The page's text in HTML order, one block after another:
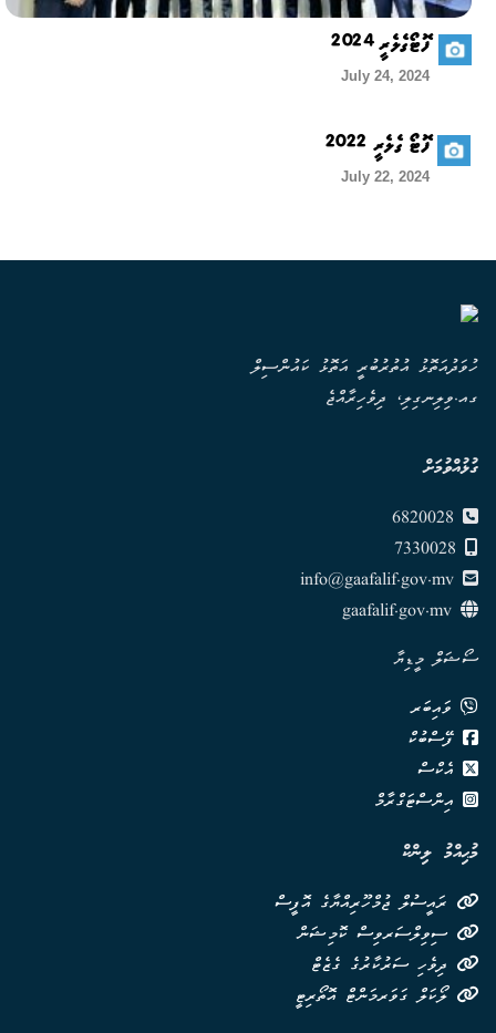
ފޮޓޯގެލެރީ 2024
July 24, 2024
ފޮޓޯ ގެލެރީ 2022
July 22, 2024
ހުވަދުއަތޮޅު އުތުރުބުރީ އަތޮޅު ކައުންސިލް
ގއ.ވިލިނގިލި، ދިވެހިރާއްޖެ
ގުޅުއްވުމަށް
info@gaafalif.gov.mv
ސޯޝަލް މީޑިޔާ
ވައިބަރ
ފޭސްބުކް
އެކްސް
އިންސްޓަގްރާމް
މުޙިއްމު ލިންކް
ރައީސުލް ޖުމްހޫރިއްޔާގެ އޮފީސް
ސިވިލްސަރވިސް ކޮމިޝަން
ދިވެހި ސަރުކާރުގެ ގެޒެޓް
ލޯކަލް ގަވަރމަންޓް އޮތޯރިޓީ